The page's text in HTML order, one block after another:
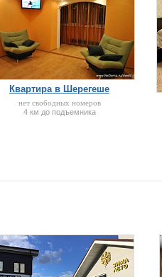
Квартира в Шерегеше
нет свободных номеров
4 км до подъемника